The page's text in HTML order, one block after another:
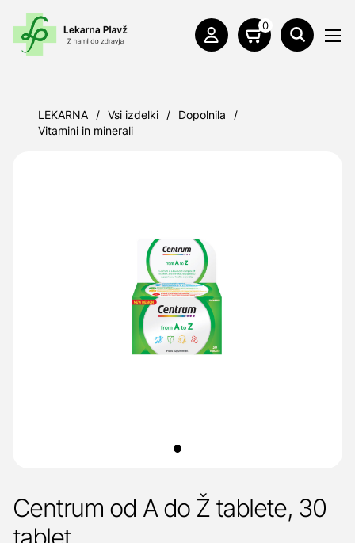
0
LEKARNA / Vsi izdelki / Dopolnila
/
Vitamini in minerali
Centrum od A do Ž tablete, 30